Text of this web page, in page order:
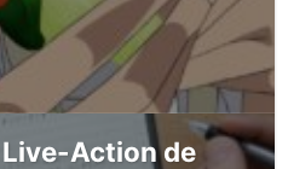
Action de